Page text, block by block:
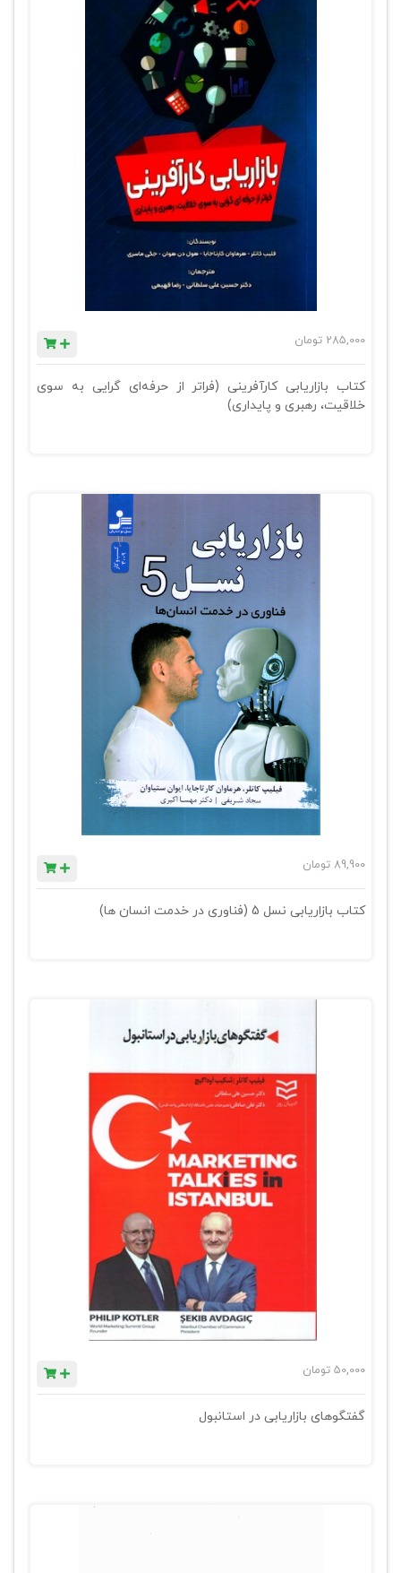
285,000 تومان
کتاب بازاریابی کارآفرینی (فراتر از حرفه‌ای گرایی به سوی
خلاقیت، رهبری و پایداری)
89,900 تومان
کتاب بازاریابی نسل 5 (فناوری در خدمت انسان ها)
50,000 تومان
گفتگوهای بازاریابی در استانبول